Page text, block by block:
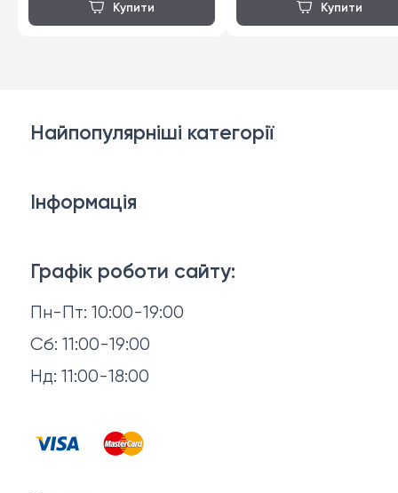
Графік роботи сайту:
Пн-Пт: 10:00-19:00
Сб: 11:00-19:00
Нд: 11:00-18:00
Найпопулярніші категорії
Матраци
Аксесуари для сну
Тумби та комоди
Інформація
Повернення й обмін
Відгуки
Контакти